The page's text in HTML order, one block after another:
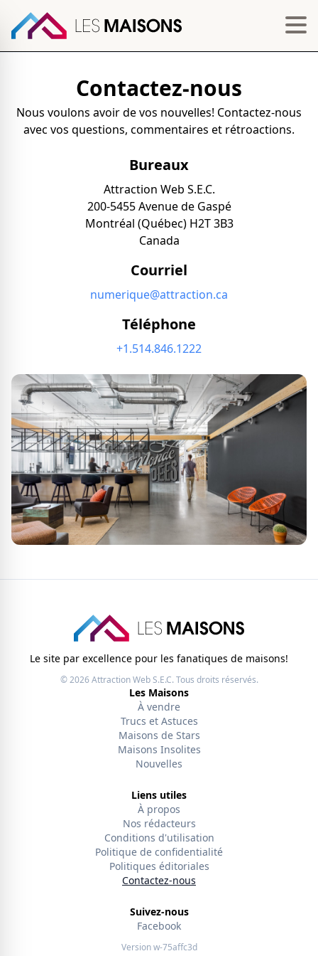
Contactez-nous
Nous voulons avoir de vos nouvelles! Contactez-nous
avec vos questions, commentaires et rétroactions.
Bureaux
Attraction Web S.E.C.
200-5455 Avenue de Gaspé
Montréal (Québec) H2T 3B3
Canada
Courriel
numerique@attraction.ca
Téléphone
+1.514.846.1222
Le site par excellence pour les fanatiques de maisons!
© 2026Attraction Web S.E.C.Tous droits réservés.
Les Maisons
À vendre
Trucs et Astuces
Maisons de Stars
Maisons Insolites
Nouvelles
Liens utiles
À propos
Nos rédacteurs
Conditions d'utilisation
Politique de confidentialité
Politiques éditoriales
Contactez-nous
Suivez-nous
Facebook
Version w-75affc3d